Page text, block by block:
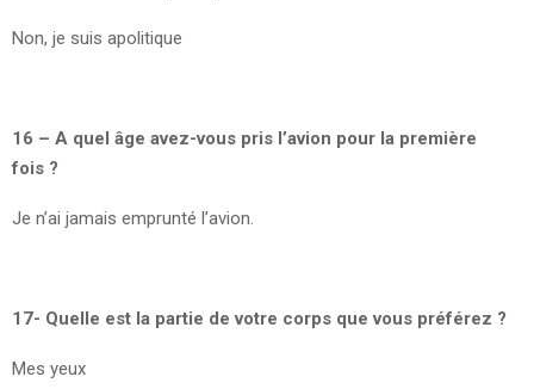
Non, je suis apolitique
16 – A quel âge avez-vous pris l’avion pour la première
fois ?
Je n’ai jamais emprunté l’avion.
17- Quelle est la partie de votre corps que vous préférez ?
Mes yeux